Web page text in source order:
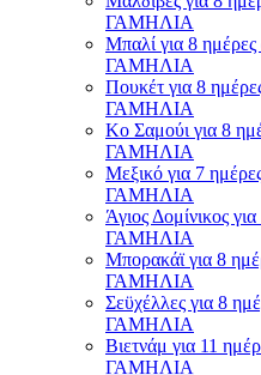
ΓΑΜΗΛΙΑ
Μπαλί για 8
ΓΑΜΗΛΙΑ
Πουκέτ για 8
ΓΑΜΗΛΙΑ
Κο Σαμούι για 8
ΓΑΜΗΛΙΑ
Μεξικό για 7
ΓΑΜΗΛΙΑ
Άγιος Δομίνικος
ΓΑΜΗΛΙΑ
Μπορακάϊ για 8
ΓΑΜΗΛΙΑ
Σεϋχέλλες για 8
ΓΑΜΗΛΙΑ
Βιετνάμ για 11
ΓΑΜΗΛΙΑ